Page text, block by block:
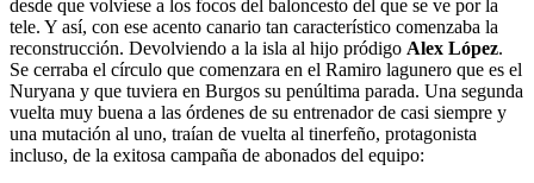
desde que volviese a los focos del baloncesto del que se ve por la
tele. Y así, con ese acento canario tan característico comenzaba la
reconstrucción. Devolviendo a la isla al hijo pródigo Alex López.
Se cerraba el círculo que comenzara en el Ramiro lagunero que es el
Nuryana y que tuviera en Burgos su penúltima parada. Una segunda
vuelta muy buena a las órdenes de su entrenador de casi siempre y
una mutación al uno, traían de vuelta al tinerfeño, protagonista
incluso, de la exitosa campaña de abonados del equipo: